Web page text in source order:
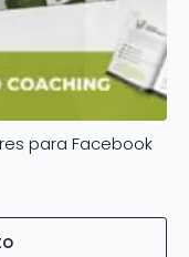
para Facebook